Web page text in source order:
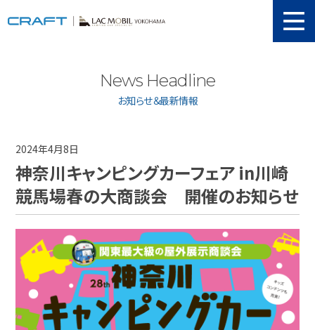
取り扱い新車
認証工場
動画紹介
カスタマイズ
ユーザーボイス
イベント
News Headline
お知らせ＆最新情報
2024年4月8日
神奈川キャンピングカーフェア in川崎
競馬場春の大商談会 開催のお知らせ